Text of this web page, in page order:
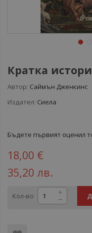
Кратка
Автор: Саймън Дженкинс
Издател: Сиела
Бъдете първият оценил
18,00 €
35,20 лв.
Кол-во